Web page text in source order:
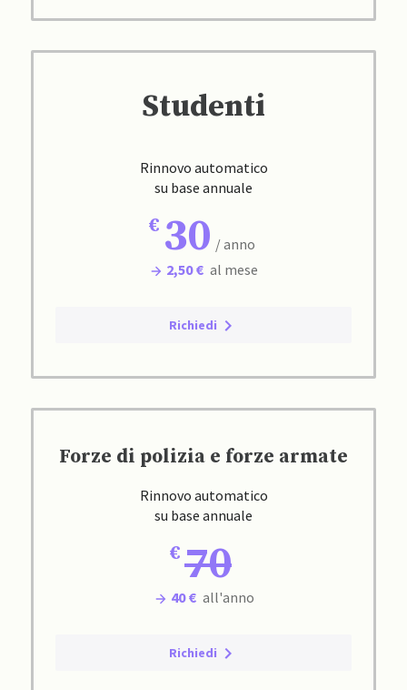
Studenti
Rinnovo automatico
su base annuale
30 / anno
2,50 € al mese
Richiedi
Forze di polizia e forze armate
Rinnovo automatico
su base annuale
70
40 € all'anno
Richiedi